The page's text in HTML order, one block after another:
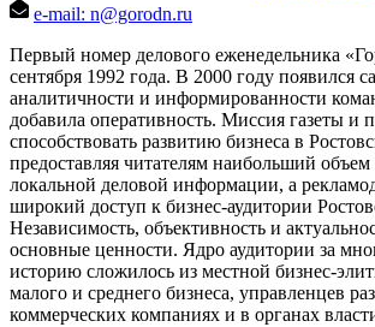
e-mail: n@gorodn.ru
Первый номер делового еженедельника
сентября 1992 года. В 2000 году появился
аналитичности и информированности
добавила оперативность. Миссия газеты и
способствовать развитию бизнеса в
предоставляя читателям наибольший объем
локальной деловой информации, а
широкий доступ к бизнес-аудитории
Независимость, объективность и
основные ценности. Ядро аудитории за
историю сложилось из местной бизнес-
малого и среднего бизнеса, управленцев
коммерческих компаниях и в органах